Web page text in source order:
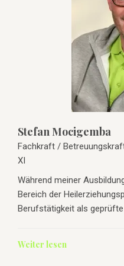
Stefan Mocigemba
Fachkraft /
XI
Während meiner
Bereich der
Berufstätigkeit als
Weiter lesen